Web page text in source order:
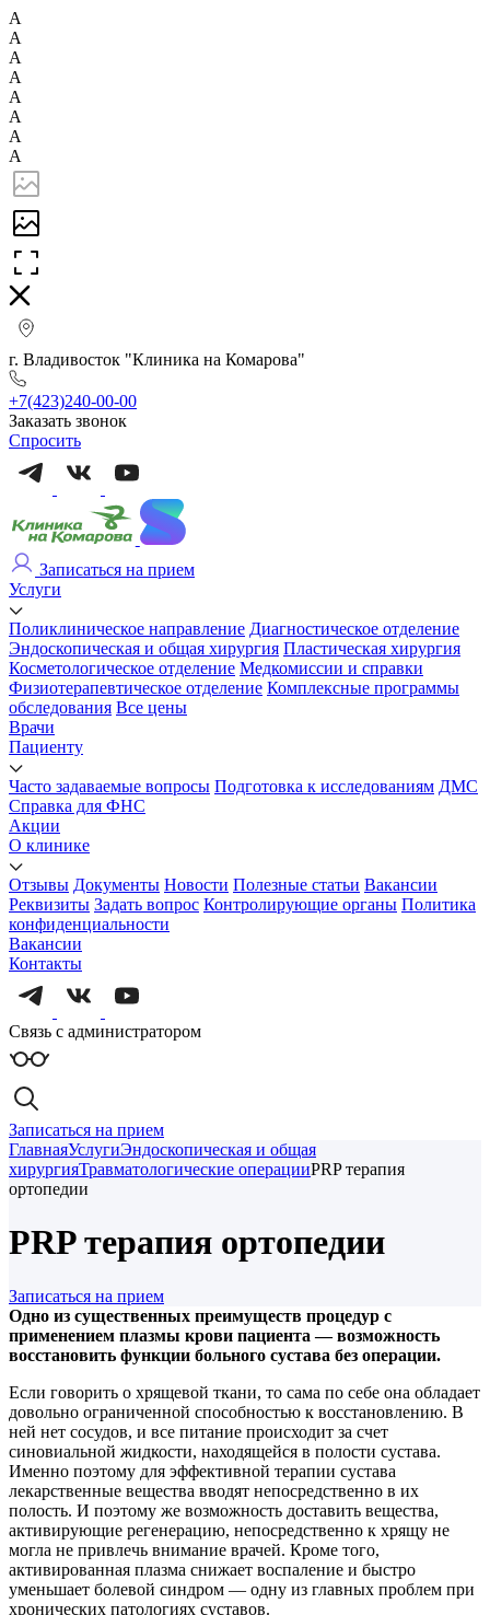
А
А
А
А
А
А
А
А
г. Владивосток "Клиника на Комарова"
+7(423)240-00-00
Заказать звонок
Спросить
Записаться на прием
Услуги
Поликлиническое направление Диагностическое отделение
Эндоскопическая и общая хирургия Пластическая хирургия
Косметологическое отделение Медкомиссии и справки
Физиотерапевтическое отделение Комплексные программы
обследования Все цены
Врачи
Пациенту
Часто задаваемые вопросы Подготовка к исследованиям ДМС
Справка для ФНС
Акции
О клинике
Отзывы Документы Новости Полезные статьи Вакансии
Реквизиты Задать вопрос Контролирующие органы Политика
конфиденциальности
Вакансии
Контакты
Связь с администратором
Записаться на прием
ГлавнаяУслугиЭндоскопическая и общая
хирургияТравматологические операцииPRP терапия
ортопедии
PRP терапия ортопедии
Записаться на прием
Одно из существенных преимуществ процедур с
применением плазмы крови пациента — возможность
восстановить функции больного сустава без операции.
Если говорить о хрящевой ткани, то сама по себе она обладает
довольно ограниченной способностью к восстановлению. В
ней нет сосудов, и все питание происходит за счет
синовиальной жидкости, находящейся в полости сустава.
Именно поэтому для эффективной терапии сустава
лекарственные вещества вводят непосредственно в их
полость. И поэтому же возможность доставить вещества,
активирующие регенерацию, непосредственно к хрящу не
могла не привлечь внимание врачей. Кроме того,
активированная плазма снижает воспаление и быстро
уменьшает болевой синдром — одну из главных проблем при
хронических патологиях суставов.